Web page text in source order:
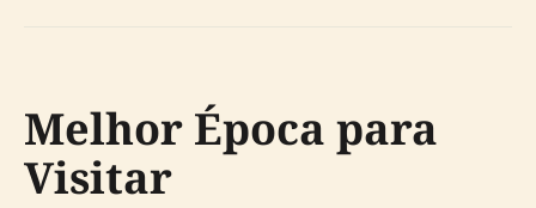
Melhor Época para
Visitar